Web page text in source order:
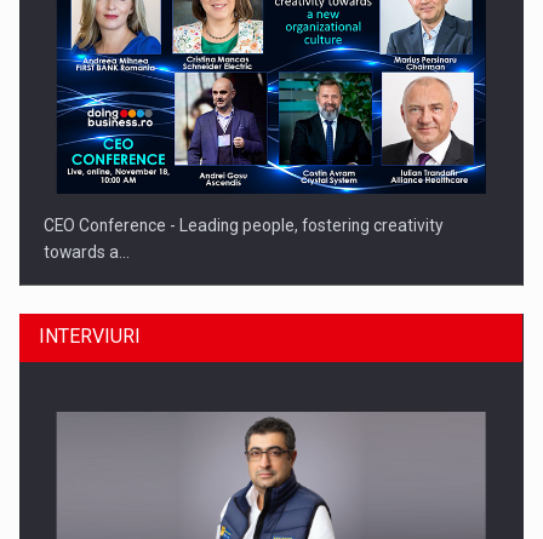
CEO Conference - Leading people, fostering creativity
towards a…
INTERVIURI